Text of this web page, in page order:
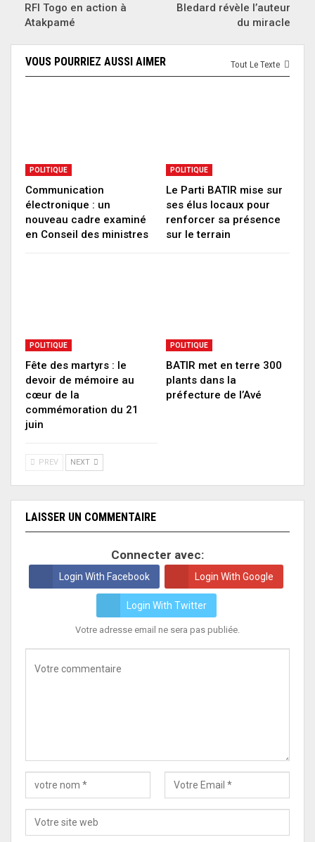
RFI Togo en action à
Atakpamé
Bledard révèle l’auteur
du miracle
Tout Le Texte
VOUS POURRIEZ AUSSI AIMER
POLITIQUE
Communication
électronique : un
nouveau cadre examiné
en Conseil des ministres
POLITIQUE
Le Parti BATIR mise sur
ses élus locaux pour
renforcer sa présence
sur le terrain
POLITIQUE
Fête des martyrs : le
devoir de mémoire au
cœur de la
commémoration du 21
juin
POLITIQUE
BATIR met en terre 300
plants dans la
préfecture de l’Avé
PREV NEXT
LAISSER UN COMMENTAIRE
Connecter avec:
Login With Facebook Login With Google
Login With Twitter
Votre adresse email ne sera pas publiée.